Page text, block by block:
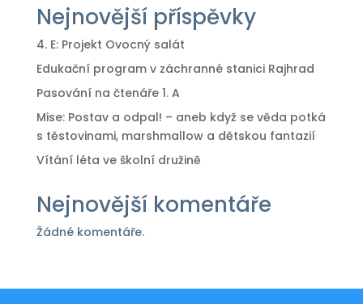
Nejnovější příspěvky
4. E: Projekt Ovocný salát
Edukační program v záchranné stanici Rajhrad
Pasování na čtenáře 1. A
Mise: Postav a odpal! – aneb když se věda potká
s těstovinami, marshmallow a dětskou fantazií
Vítání léta ve školní družině
Nejnovější komentáře
Žádné komentáře.